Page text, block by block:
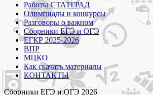
Работы СТАТГРАД
Олимпиады и конкурсы
Разговоры о важном
Сборники ЕГЭ и ОГЭ
ЕГКР 2025-2026
ВПР
МЦКО
Как скачать материалы
КОНТАКТЫ
Сборники ЕГЭ и ОГЭ 2026